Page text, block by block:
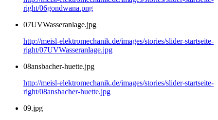
right/06gondwana.png
07UVWasseranlage.jpg
http://meisl-elektromechanik.de/images/stories/slider-startseite-
right/07UVWasseranlage.jpg
08ansbacher-huette.jpg
http://meisl-elektromechanik.de/images/stories/slider-startseite-
right/08ansbacher-huette.jpg
09.jpg